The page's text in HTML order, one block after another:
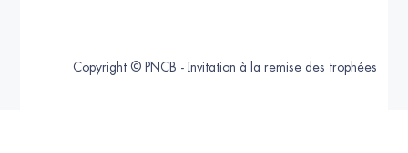
Copyright © PNCB - Invitation à la remise des trophées